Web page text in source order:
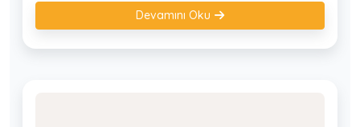
Devamını Oku